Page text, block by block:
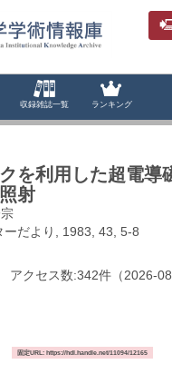
収録雑誌一覧 ランキング
を利用した超電導
射
ーだより, 1983, 43, 5-8
アクセス数:342件 （2026-
固定URL: https://hdl.handle.net/11094/12165